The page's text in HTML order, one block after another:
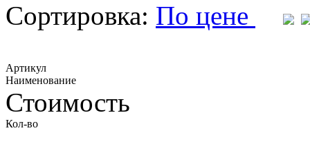
Сортировка: По цене
Артикул
Наименование
Стоимость
Кол-во